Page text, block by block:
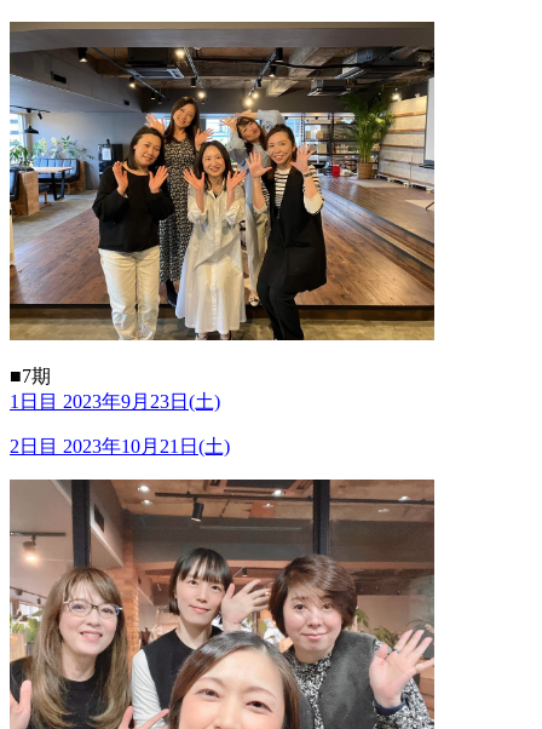
■7期
1日目 2023年9月23日(土)
2日目 2023年10月21日(土)